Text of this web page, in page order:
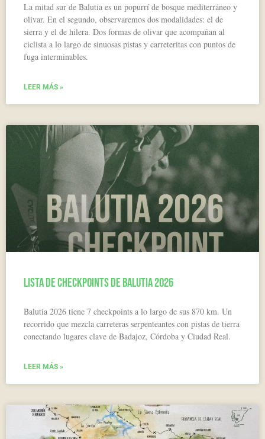
La mitad sur de Balutia es un popurrí de bosque mediterráneo y
olivar. En el segundo, observaremos dos modalidades: el de
sierra y el de hilera. Dos formas de olivar que acompañan al
ciclista a lo largo de sinuosas pistas y carreteritas con puntos de
fuga interminables.
LEER MÁS »
Lista de Checkpoints de Balutia 2026
Balutia 2026 tiene 7 checkpoints a lo largo de sus 870 km. Un
recorrido que mezcla carreteras serpenteantes con pistas de tierra
conectando lugares clave de Badajoz, Córdoba y Ciudad Real.
LEER MÁS »